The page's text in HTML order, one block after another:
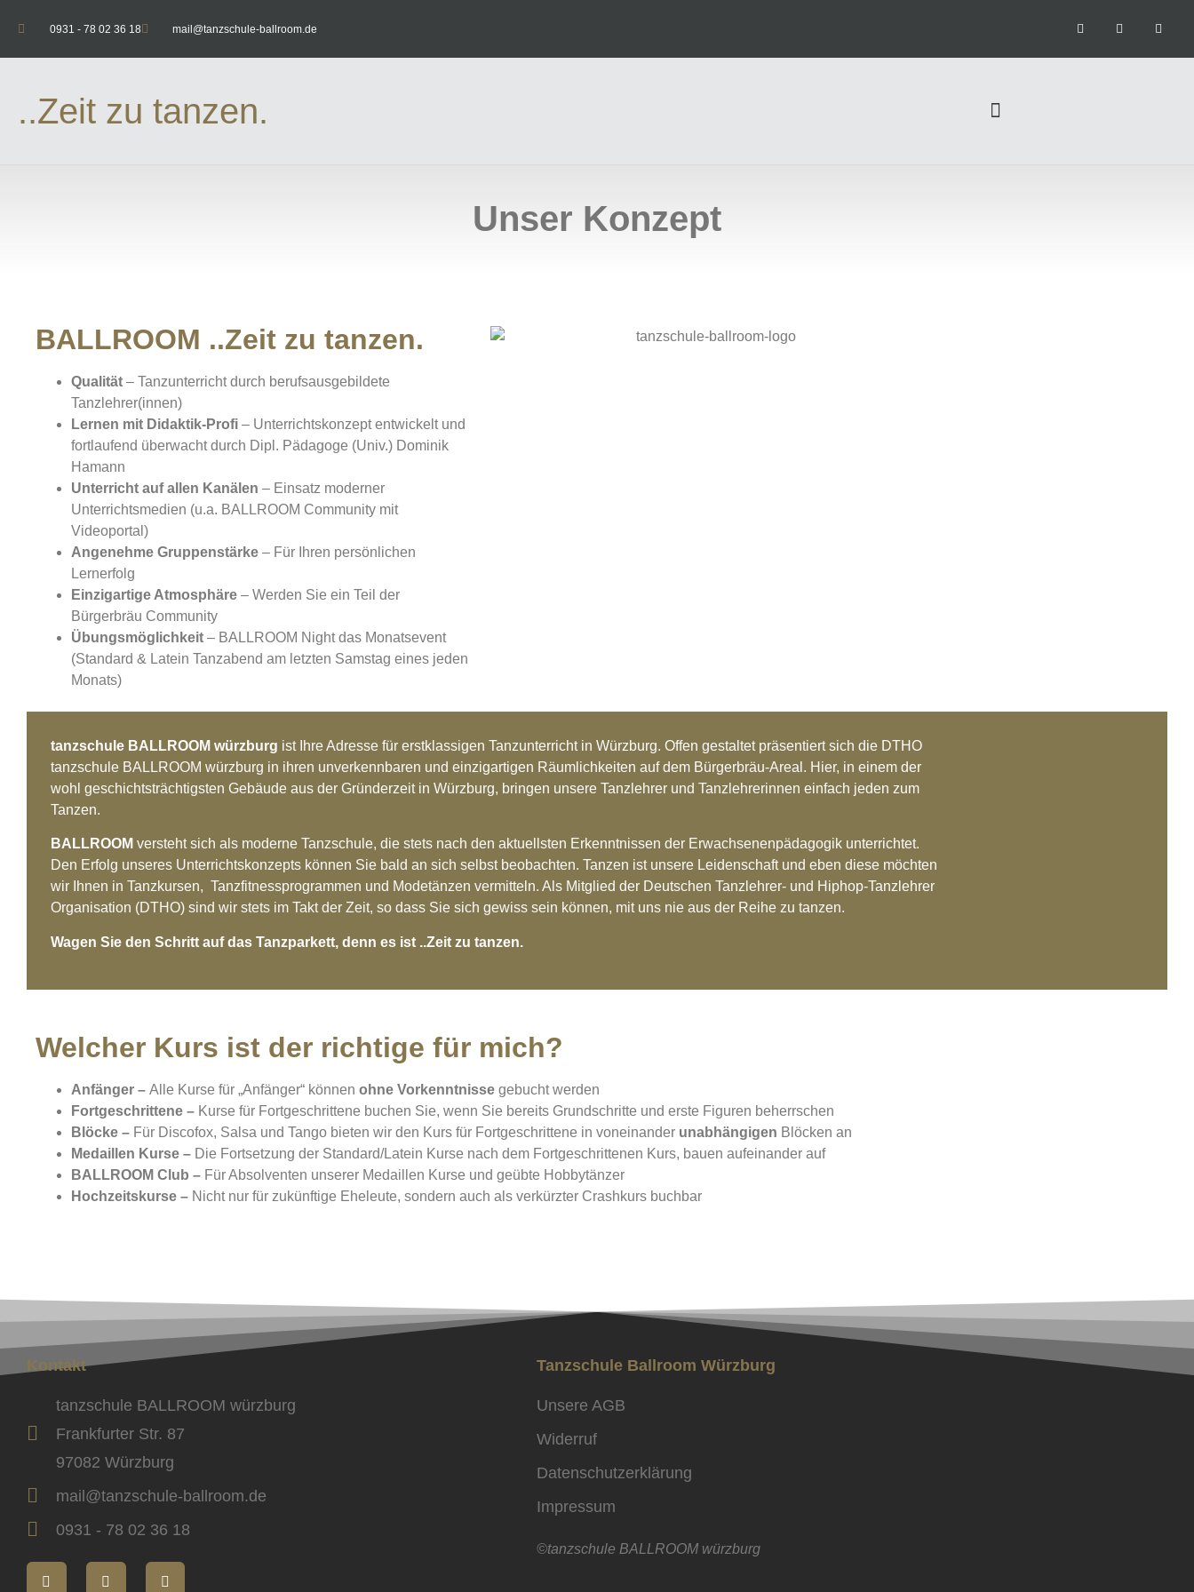
0931 - 78 02 36 18 mail@tanzschule-ballroom.de
..Zeit zu tanzen.
Unser Konzept
BALLROOM ..Zeit zu tanzen.
Qualität – Tanzunterricht durch berufsausgebildete
Tanzlehrer(innen)
Lernen mit Didaktik-Profi – Unterrichtskonzept entwickelt und
fortlaufend überwacht durch Dipl. Pädagoge (Univ.) Dominik
Hamann
Unterricht auf allen Kanälen – Einsatz moderner
Unterrichtsmedien (u.a. BALLROOM Community mit
Videoportal)
Angenehme Gruppenstärke – Für Ihren persönlichen
Lernerfolg
Einzigartige Atmosphäre – Werden Sie ein Teil der
Bürgerbräu Community
Übungsmöglichkeit – BALLROOM Night das Monatsevent
(Standard & Latein Tanzabend am letzten Samstag eines jeden
Monats)
tanzschule BALLROOM würzburg ist Ihre Adresse für erstklassigen Tanzunterricht in Würzburg. Offen gestaltet präsentiert sich die DTHO
tanzschule BALLROOM würzburg in ihren unverkennbaren und einzigartigen Räumlichkeiten auf dem Bürgerbräu-Areal. Hier, in einem der
wohl geschichtsträchtigsten Gebäude aus der Gründerzeit in Würzburg, bringen unsere Tanzlehrer und Tanzlehrerinnen einfach jeden zum
Tanzen.
BALLROOM versteht sich als moderne Tanzschule, die stets nach den aktuellsten Erkenntnissen der Erwachsenenpädagogik unterrichtet.
Den Erfolg unseres Unterrichtskonzepts können Sie bald an sich selbst beobachten. Tanzen ist unsere Leidenschaft und eben diese möchten
wir Ihnen in Tanzkursen, Tanzfitnessprogrammen und Modetänzen vermitteln. Als Mitglied der Deutschen Tanzlehrer- und Hiphop-Tanzlehrer
Organisation (DTHO) sind wir stets im Takt der Zeit, so dass Sie sich gewiss sein können, mit uns nie aus der Reihe zu tanzen.
Wagen Sie den Schritt auf das Tanzparkett, denn es ist ..Zeit zu tanzen.
Welcher Kurs ist der richtige für mich?
Anfänger – Alle Kurse für „Anfänger“ können ohne Vorkenntnisse gebucht werden
Fortgeschrittene – Kurse für Fortgeschrittene buchen Sie, wenn Sie bereits Grundschritte und erste Figuren beherrschen
Blöcke – Für Discofox, Salsa und Tango bieten wir den Kurs für Fortgeschrittene in voneinander unabhängigen Blöcken an
Medaillen Kurse – Die Fortsetzung der Standard/Latein Kurse nach dem Fortgeschrittenen Kurs, bauen aufeinander auf
BALLROOM Club – Für Absolventen unserer Medaillen Kurse und geübte Hobbytänzer
Hochzeitskurse – Nicht nur für zukünftige Eheleute, sondern auch als verkürzter Crashkurs buchbar
Kontakt
tanzschule BALLROOM würzburg
Frankfurter Str. 87
97082 Würzburg
mail@tanzschule-ballroom.de
0931 - 78 02 36 18
Tanzschule Ballroom Würzburg
Unsere AGB
Widerruf
Datenschutzerklärung
Impressum
©tanzschule BALLROOM würzburg